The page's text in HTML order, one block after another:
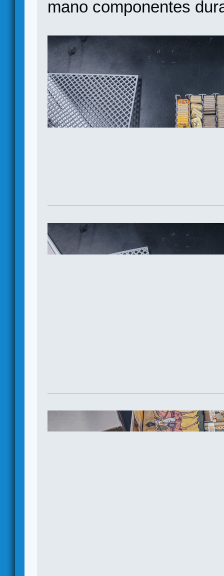
mano componentes